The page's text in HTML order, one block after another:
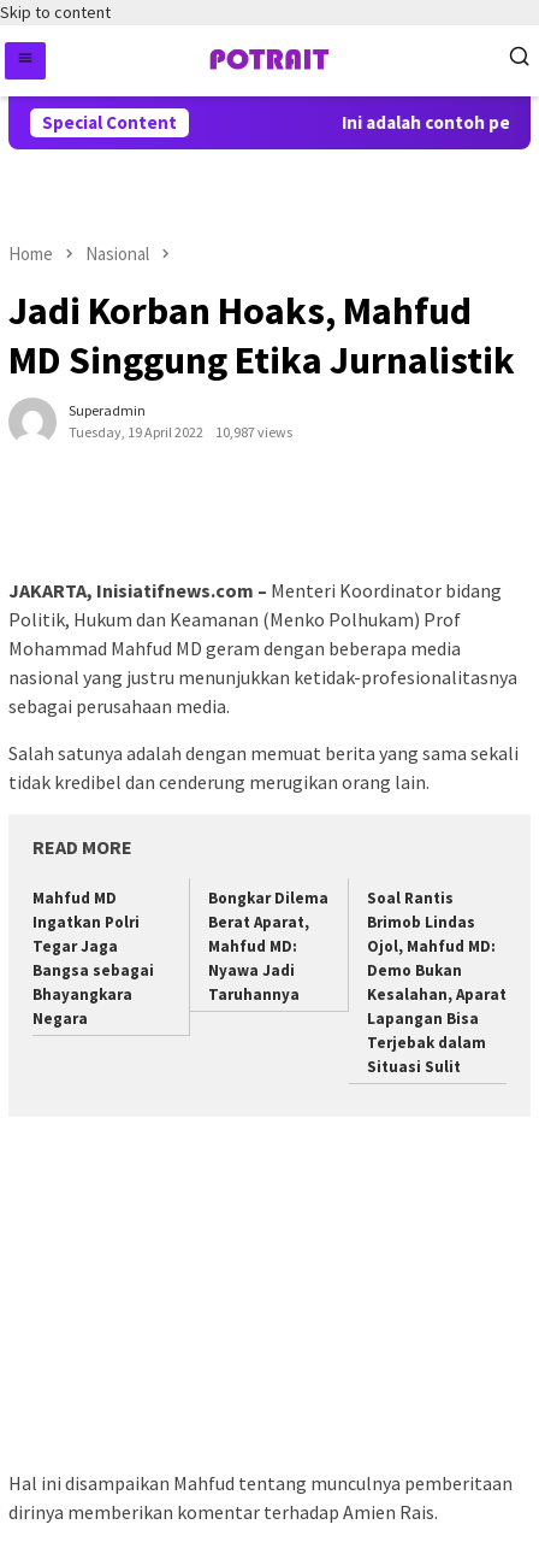
Skip to content
Special Content Ini adalah contoh
Home Nasional
Jadi Korban Hoaks, Mahfud
MD Singgung Etika Jurnalistik
Superadmin
Tuesday, 19 April 2022
10,987 views
JAKARTA, Inisiatifnews.com – Menteri Koordinator bidang
Politik, Hukum dan Keamanan (Menko Polhukam) Prof
Mohammad Mahfud MD geram dengan beberapa media
nasional yang justru menunjukkan ketidak-profesionalitasnya
sebagai perusahaan media.
Salah satunya adalah dengan memuat berita yang sama sekali
tidak kredibel dan cenderung merugikan orang lain.
READ MORE
Mahfud MD
Ingatkan Polri
Tegar Jaga
Bangsa sebagai
Bhayangkara
Negara
Bongkar Dilema
Berat Aparat,
Mahfud MD:
Nyawa Jadi
Taruhannya
Soal Rantis
Brimob Lindas
Ojol, Mahfud MD:
Demo Bukan
Kesalahan, Aparat
Lapangan Bisa
Terjebak dalam
Situasi Sulit
Hal ini disampaikan Mahfud tentang munculnya pemberitaan
dirinya memberikan komentar terhadap Amien Rais.